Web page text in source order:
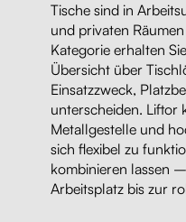
Tische sind in
und privaten
Kategorie erhalten
Übersicht über
Einsatzzweck,
unterscheiden. Liftor
Metallgestelle und
sich flexibel zu
kombinieren lassen
Arbeitsplatz bis zur